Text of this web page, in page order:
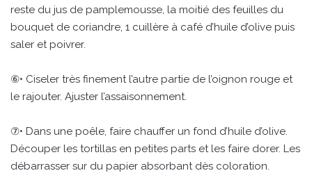
reste du jus de pamplemousse, la moitié des feuilles du
bouquet de coriandre, 1 cuillère à café d’huile d’olive puis
saler et poivrer.
⑥• Ciseler très finement l’autre partie de l’oignon rouge et
le rajouter. Ajuster l’assaisonnement.
⑦• Dans une poêle, faire chauffer un fond d’huile d’olive.
Découper les tortillas en petites parts et les faire dorer. Les
débarrasser sur du papier absorbant dès coloration.